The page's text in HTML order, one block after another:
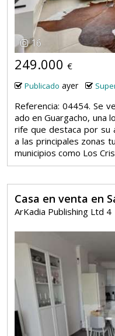
16
249.000 €
Publicado ayer
Referencia: 04454. Se
ado en Guargacho, una
rife que destaca por su
a las principales zonas
municipios como Los
Casa en venta en
ArKadia Publishing Ltd 4